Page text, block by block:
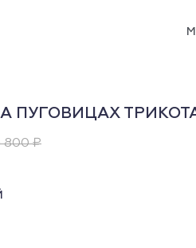
ПУГОВИЦАХ
800 ₽